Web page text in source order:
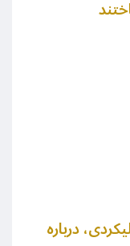
درباره